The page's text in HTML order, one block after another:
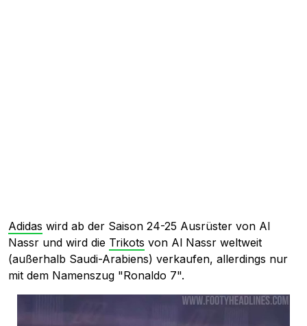
Adidas wird ab der Saison 24-25 Ausrüster von Al
Nassr und wird die Trikots von Al Nassr weltweit
(außerhalb Saudi-Arabiens) verkaufen, allerdings nur
mit dem Namenszug "Ronaldo 7".